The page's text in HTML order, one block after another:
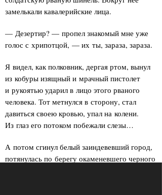
замелькали кавалерийские лица.
— Дезертир? — пропел знакомый мне уже
голос с хрипотцой, — их ты, зараза, зараза.
Я видел, как полковник, дергая ртом, вынул
из кобуры изящный и мрачный пистолет
и рукоятью ударил в лицо этого рваного
человека. Тот метнулся в сторону, стал
давиться своею кровью, упал на колени.
Из глаз его потоком побежали слезы…
А потом сгинул белый заиндевевший город,
потянулась по берегу окаменевшего черного